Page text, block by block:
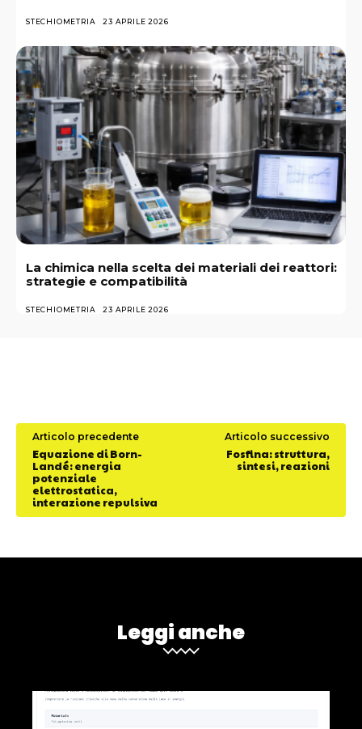
STECHIOMETRIA 23 APRILE 2026
La chimica nella scelta dei materiali dei reattori:
strategie e compatibilità
STECHIOMETRIA 23 APRILE 2026
Articolo precedente
Equazione di Born-
Landé: energia
potenziale
elettrostatica,
interazione repulsiva
Articolo successivo
Fosfina: struttura,
sintesi, reazioni
Leggi anche